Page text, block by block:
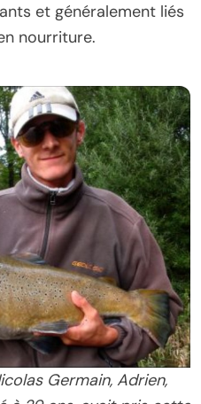
et généralement liés
nourriture.
Germain, Adrien,